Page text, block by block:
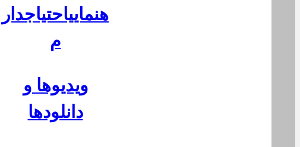
هنماییاحتیاجدار
م
ویدیوها و
دانلودها